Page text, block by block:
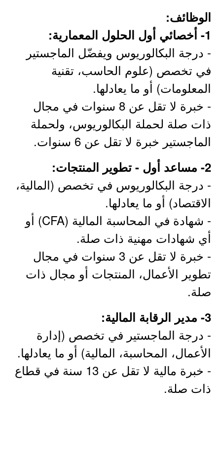
الوظائف:
1- أخصائي أول الحلول المعمارية:
- درجة البكالوريوس ويفضّل الماجستير
في تخصص (علوم الحاسب، تقنية
المعلومات) أو ما يعادلها.
- خبرة لا تقل عن 8 سنوات في مجال
ذات صلة لحملة البكالوريوس، ولحملة
الماجستير خبرة لا تقل عن 6 سنوات.
2- مساعد أول - تطوير المنتجات:
- درجة البكالوريوس في تخصص (المالية،
الاقتصاد) أو ما يعادلها.
- شهادة في المحاسبة المالية (CFA) أو
أي شهادات مهنية ذات صلة.
- خبرة لا تقل عن 3 سنوات في مجال
تطوير الأعمال، المنتجات أو مجال ذات
صلة.
3- مدير الرقابة المالية:
- درجة الماجستير في تخصص (إدارة
الأعمال، المحاسبة، المالية) أو ما يعادلها.
- خبرة مالية لا تقل عن 13 سنة في قطاع
ذات صلة.